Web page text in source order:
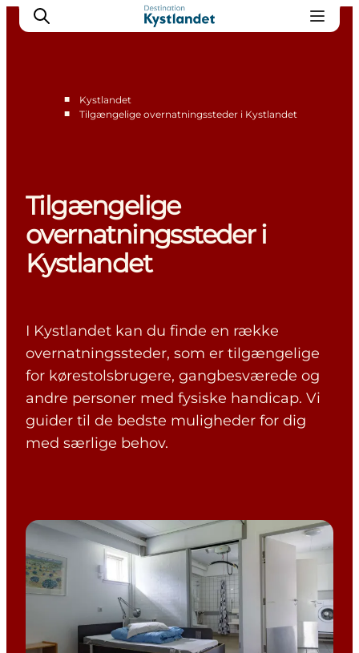
Overnatning
Køb billet
■
Kystlandet
■
Tilgængelige overnatningssteder i Kystlandet
Tilgængelige
overnatningssteder i
Kystlandet
I Kystlandet kan du finde en række
overnatningssteder, som er tilgængelige
for kørestolsbrugere, gangbesværede og
andre personer med fysiske handicap. Vi
guider til de bedste muligheder for dig
med særlige behov.